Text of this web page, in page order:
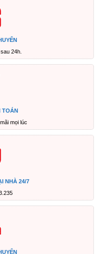
24h.
TOÁN
mọi lúc
NHÀ 24/7